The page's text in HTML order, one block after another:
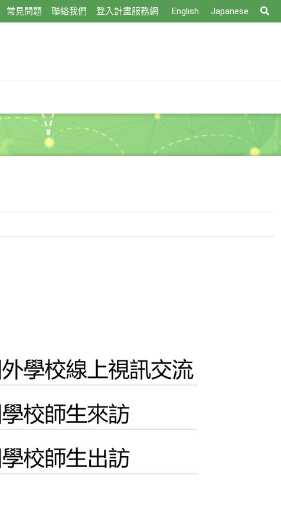
常見問題 聯絡我們 登入計畫服務網 English Japanese
尋